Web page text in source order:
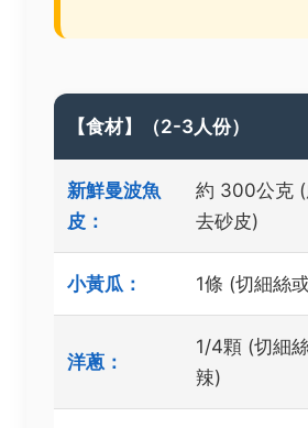
【食材】（2-3人份）
新鮮曼波魚
皮：
約 300公克
去砂皮)
小黃瓜： 1條 (切細絲
洋蔥：
1/4顆 (切細
辣)